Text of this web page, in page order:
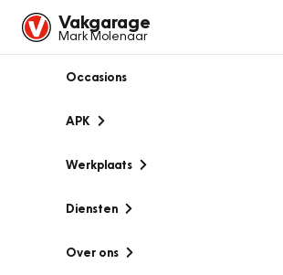
Vakgarage
Mark Molenaar
Occasions
APK
Werkplaats
Diensten
Over ons